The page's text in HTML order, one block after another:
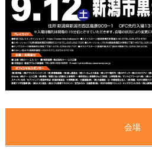
会場